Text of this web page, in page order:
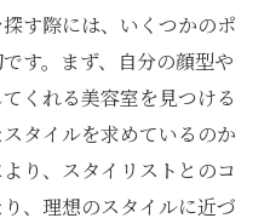
で選ぶメンズ専用美容
入れたメンズカットと
する流行のヘアスタイ
す際には、いくつかのポ
す。まず、自分の顔型や
くれる美容室を見つける
タイルを求めているのか
り、スタイリストとのコ
、理想のスタイルに近づ